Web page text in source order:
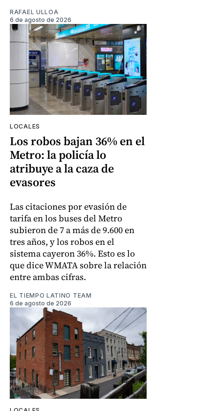
RAFAEL ULLOA
6 de agosto de 2026
LOCALES
Los robos bajan 36% en el
Metro: la policía lo
atribuye a la caza de
evasores
Las citaciones por evasión de
tarifa en los buses del Metro
subieron de 7 a más de 9.600 en
tres años, y los robos en el
sistema cayeron 36%. Esto es lo
que dice WMATA sobre la relación
entre ambas cifras.
EL TIEMPO LATINO TEAM
6 de agosto de 2026